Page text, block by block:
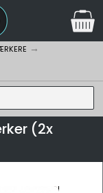
(2x